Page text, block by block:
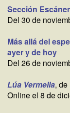
Sección Escáner
Del 30 de
Más allá del
ayer y de hoy
Del 26 de
Lúa Vermella,
Online el 8 de